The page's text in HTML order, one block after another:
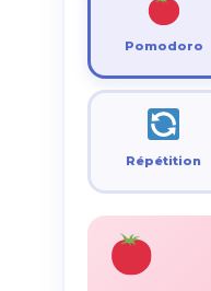
Pomodoro
Répétition